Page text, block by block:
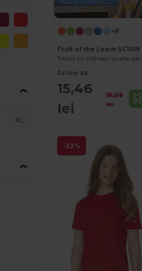
XL
+8
Fruit of the Loom SC1019
Tricou cu mâneci scurte
As low as:
15,46
lei
18,08
lei
-23%